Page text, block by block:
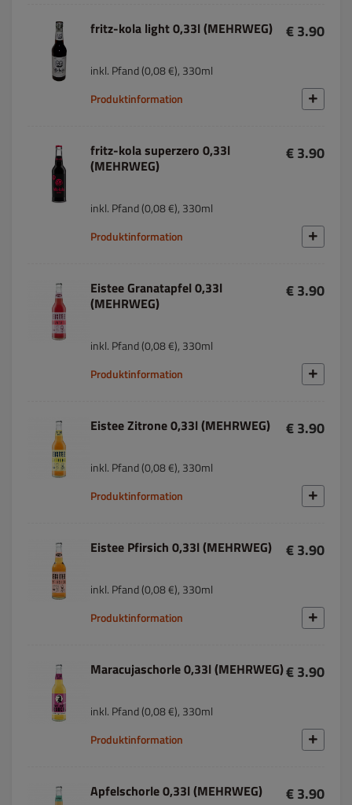
fritz-kola light 0,33l (MEHRWEG) € 3.90
inkl. Pfand (0,08 €), 330ml
Produktinformation
fritz-kola superzero 0,33l
(MEHRWEG)
€ 3.90
inkl. Pfand (0,08 €), 330ml
Produktinformation
Eistee Granatapfel 0,33l
(MEHRWEG)
€ 3.90
inkl. Pfand (0,08 €), 330ml
Produktinformation
Eistee Zitrone 0,33l (MEHRWEG) € 3.90
inkl. Pfand (0,08 €), 330ml
Produktinformation
Eistee Pfirsich 0,33l (MEHRWEG) € 3.90
inkl. Pfand (0,08 €), 330ml
Produktinformation
Maracujaschorle 0,33l (MEHRWEG)€ 3.90
inkl. Pfand (0,08 €), 330ml
Produktinformation
Apfelschorle 0,33l (MEHRWEG) € 3.90